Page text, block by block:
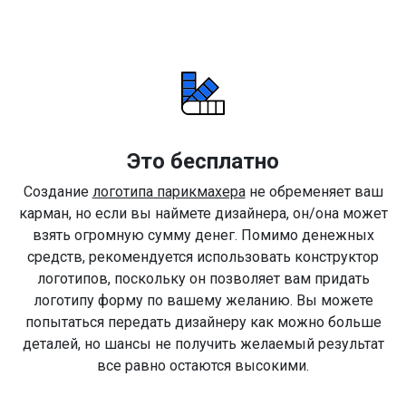
Это бесплатно
Создание логотипа парикмахеране обременяет ваш
карман, но если вы наймете дизайнера, он/она может
взять огромную сумму денег. Помимо денежных
средств, рекомендуется использовать конструктор
логотипов, поскольку он позволяет вам придать
логотипу форму по вашему желанию. Вы можете
попытаться передать дизайнеру как можно больше
деталей, но шансы не получить желаемый результат
все равно остаются высокими.